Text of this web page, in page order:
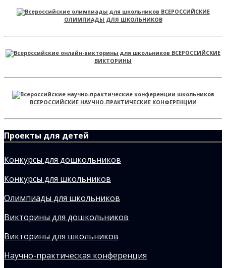
ВСЕРОССИЙСКИЕ
ОЛИМПИАДЫ ДЛЯ ШКОЛЬНИКОВ
ВСЕРОССИЙСКИЕ
ВИКТОРИНЫ
ВСЕРОССИЙСКИЕ НАУЧНО-ПРАКТИЧЕСКИЕ КОНФЕРЕНЦИИ
Проекты для детей
Конкурсы для дошкольников
Конкурсы для школьников
Олимпиады для школьников
Викторины для дошкольников
Викторины для школьников
Научно-практическая конференция